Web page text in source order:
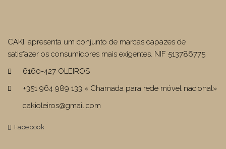
CAKI, apresenta um conjunto de marcas capazes de
satisfazer os consumidores mais exigentes. NIF 513786775
6160-427 OLEIROS
+351 964 989 133 « Chamada para rede móvel nacional»
cakioleiros@gmail.com
Facebook